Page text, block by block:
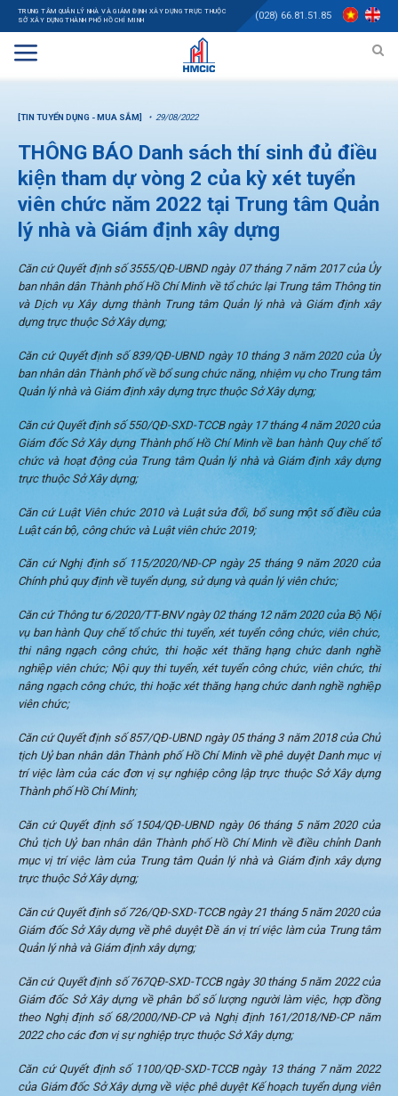
TRUNG TÂM QUẢN LÝ NHÀ VÀ GIÁM ĐỊNH XÂY DỰNG TRỰC THUỘC
SỞ XÂY DỰNG THÀNH PHỐ HỒ CHÍ MINH
(028) 66.81.51.85
[TIN TUYỂN DỤNG - MUA SẮM] 29/08/2022
THÔNG BÁO Danh sách thí sinh đủ điều
kiện tham dự vòng 2 của kỳ xét tuyển
viên chức năm 2022 tại Trung tâm Quản
lý nhà và Giám định xây dựng
Căn cứ Quyết định số 3555/QĐ-UBND ngày 07 tháng 7 năm 2017 của Ủy
ban nhân dân Thành phố Hồ Chí Minh về tổ chức lại Trung tâm Thông tin
và Dịch vụ Xây dựng thành Trung tâm Quản lý nhà và Giám định xây
dựng trực thuộc Sở Xây dựng;
Căn cứ Quyết định số 839/QĐ-UBND ngày 10 tháng 3 năm 2020 của Ủy
ban nhân dân Thànhphố về bổ sung chức năng, nhiệm vụ cho Trung tâm
Quản lý nhà và Giám định xây dựng trực thuộc Sở Xây dựng;
Căn cứ Quyết định số 550/QĐ-SXD-TCCB ngày 17 tháng 4 năm 2020 của
Giám đốc Sở Xây dựng Thành phố Hồ Chí Minh về ban hành Quy chế tổ
chức và hoạt động của Trung tâm Quản lý nhà và Giám định xây dựng
trực thuộc Sở Xây dựng;
Căn cứ Luật Viên chức 2010 và Luật sửa đổi, bổ sung một số điều của
Luật cán bộ, công chức và Luật viên chức 2019;
Căn cứ Nghị định số 115/2020/NĐ-CP ngày 25 tháng 9 năm 2020 của
Chính phủ quy định về tuyển dụng, sử dụng và quản lý viên chức;
Căn cứ Thông tư 6/2020/TT-BNV ngày 02 tháng 12 năm 2020 của Bộ Nội
vụ ban hành Quy chế tổ chức thi tuyển, xét tuyển công chức, viên chức,
thi nâng ngạch công chức, thi hoặc xét thăng hạng chức danh nghề
nghiệp viên chức; Nội quy thi tuyển, xét tuyển công chức, viên chức, thi
nâng ngạch công chức, thi hoặc xét thăng hạng chức danh nghề nghiệp
viên chức;
Căn cứ Quyết định số 857/QĐ-UBND ngày 05 tháng 3 năm 2018 của Chủ
tịch Uỷ ban nhân dân Thành phố Hồ Chí Minh về phê duyệt Danh mục vị
trí việc làm của các đơn vị sự nghiệp công lập trực thuộc Sở Xây dựng
Thành phố Hồ Chí Minh;
Căn cứ Quyết định số 1504/QĐ-UBND ngày 06 tháng 5 năm 2020 của
Chủ tịch Uỷ ban nhân dân Thành phố Hồ Chí Minh về điều chỉnh Danh
mục vị trí việc làm của Trung tâm Quản lý nhà và Giám định xây dựng
trực thuộc Sở Xây dựng;
Căn cứ Quyết định số 726/QĐ-SXD-TCCB ngày 21 tháng 5 năm 2020 của
Giám đốc Sở Xây dựng về phê duyệt Đề án vị trí việc làm của Trung tâm
Quản lý nhà và Giám định xây dựng;
Căn cứ Quyết định số 767QĐ-SXD-TCCB ngày 30 tháng 5 năm 2022 của
Giám đốc Sở Xây dựng về phân bổ số lượng người làm việc, hợp đồng
theo Nghị định số 68/2000/NĐ-CP và Nghị định 161/2018/NĐ-CP năm
2022 cho các đơn vị sự nghiệp trực thuộc Sở Xây dựng;
Căn cứ Quyết định số 1100/QĐ-SXD-TCCB ngày 13 tháng 7 năm 2022
của Giám đốc Sở Xây dựng về việc phê duyệt Kế hoạch tuyển dụng viên